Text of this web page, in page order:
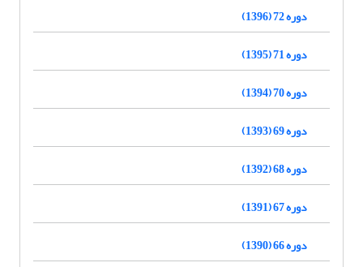
دوره 72 (1396)
دوره 71 (1395)
دوره 70 (1394)
دوره 69 (1393)
دوره 68 (1392)
دوره 67 (1391)
دوره 66 (1390)